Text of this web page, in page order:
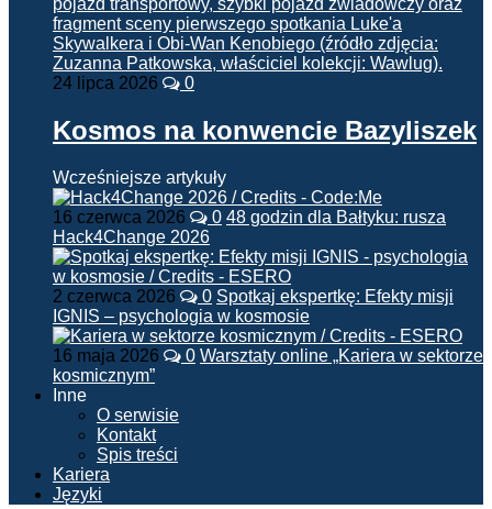
24 lipca 2026 0
Kosmos na konwencie Bazyliszek
Wcześniejsze artykuły
16 czerwca 2026 0 48 godzin dla Bałtyku: rusza
Hack4Change 2026
2 czerwca 2026 0 Spotkaj ekspertkę: Efekty misji
IGNIS – psychologia w kosmosie
16 maja 2026 0 Warsztaty online „Kariera w sektorze
kosmicznym”
Inne
O serwisie
Kontakt
Spis treści
Kariera
Języki